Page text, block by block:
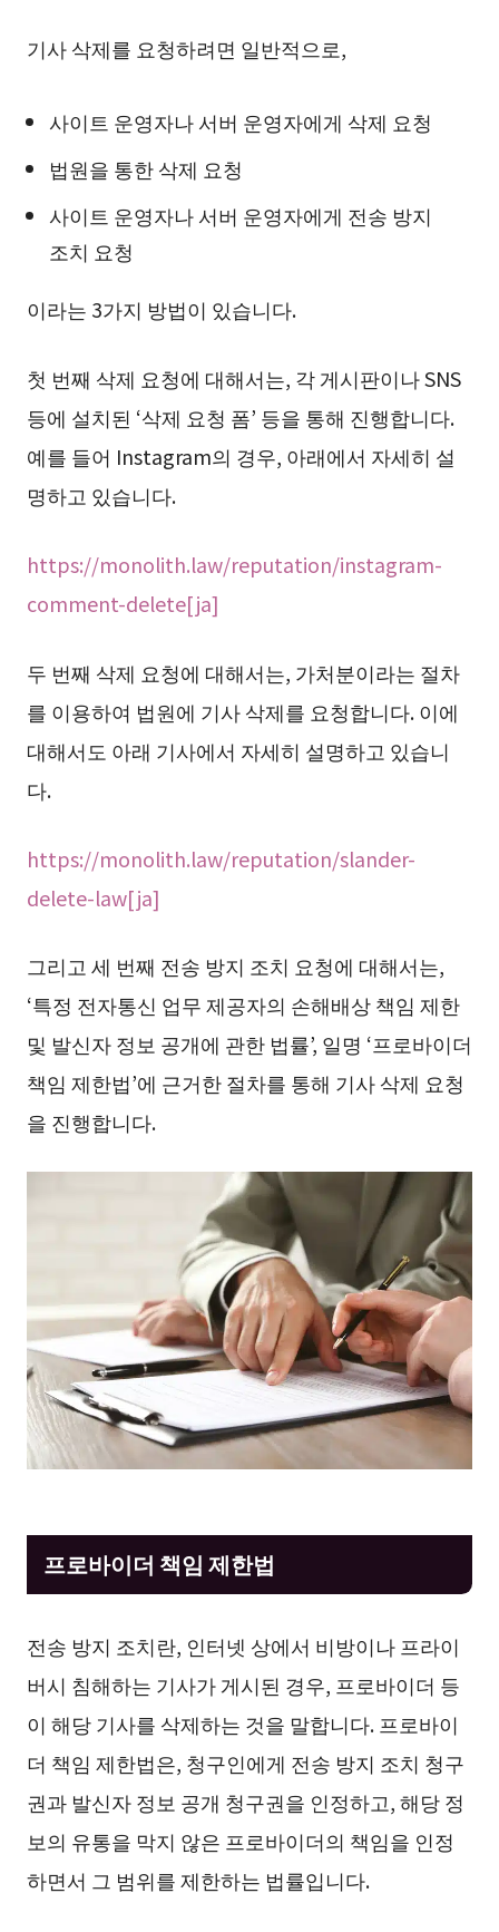
기사 삭제를 요청하려면 일반적으로,
사이트 운영자나 서버 운영자에게 삭제 요청
법원을 통한 삭제 요청
사이트 운영자나 서버 운영자에게 전송 방지
조치 요청
이라는 3가지 방법이 있습니다.
첫 번째 삭제 요청에 대해서는, 각 게시판이나 SNS
등에 설치된 ‘삭제 요청 폼’ 등을 통해 진행합니다.
예를 들어 Instagram의 경우, 아래에서 자세히 설
명하고 있습니다.
https://monolith.law/reputation/instagram-
comment-delete[ja]
두 번째 삭제 요청에 대해서는, 가처분이라는 절차
를 이용하여 법원에 기사 삭제를 요청합니다. 이에
대해서도 아래 기사에서 자세히 설명하고 있습니
다.
https://monolith.law/reputation/slander-
delete-law[ja]
그리고 세 번째 전송 방지 조치 요청에 대해서는,
‘특정 전자통신 업무 제공자의 손해배상 책임 제한
및 발신자 정보 공개에 관한 법률’, 일명 ‘프로바이더
책임 제한법’에 근거한 절차를 통해 기사 삭제 요청
을 진행합니다.
프로바이더 책임 제한법
전송 방지 조치란, 인터넷 상에서 비방이나 프라이
버시 침해하는 기사가 게시된 경우, 프로바이더 등
이 해당 기사를 삭제하는 것을 말합니다. 프로바이
더 책임 제한법은, 청구인에게 전송 방지 조치 청구
권과 발신자 정보 공개 청구권을 인정하고, 해당 정
보의 유통을 막지 않은 프로바이더의 책임을 인정
하면서 그 범위를 제한하는 법률입니다.